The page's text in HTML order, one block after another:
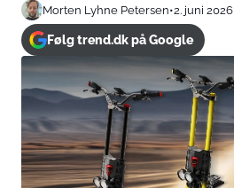
Morten Lyhne Petersen•2. juni 2026
Følg trend.dk på Google